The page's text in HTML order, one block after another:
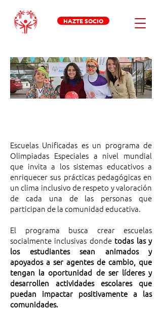
HAZTE SOCIO
Escuelas Unificadas es un programa de
Olimpiadas Especiales a nivel mundial
que invita a los sistemas educativos a
enriquecer sus prácticas pedagógicas en
un clima inclusivo de respeto y valoración
de cada una de las personas que
participan de la comunidad educativa.
El programa busca crear escuelas
socialmente inclusivas donde todas las y
los estudiantes sean animados y
apoyados a ser agentes de cambio, que
tengan la oportunidad de ser líderes y
desarrollen actividades escolares que
puedan impactar positivamente a las
comunidades.